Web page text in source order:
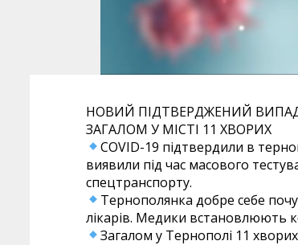
НОВИЙ ПІДТВЕРДЖЕНИЙ
ЗАГАЛОМ У МІСТІ 11 ХВОРИХ
COVID-19 підтвердили в
виявили під час масового
спецтранспорту.
Тернополянка добре себе
лікарів. Медики встановлюють
Загалом у Тернополі 11